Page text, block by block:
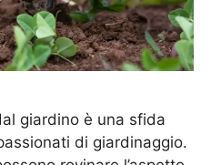
giardino è una sfida
di giardinaggio.